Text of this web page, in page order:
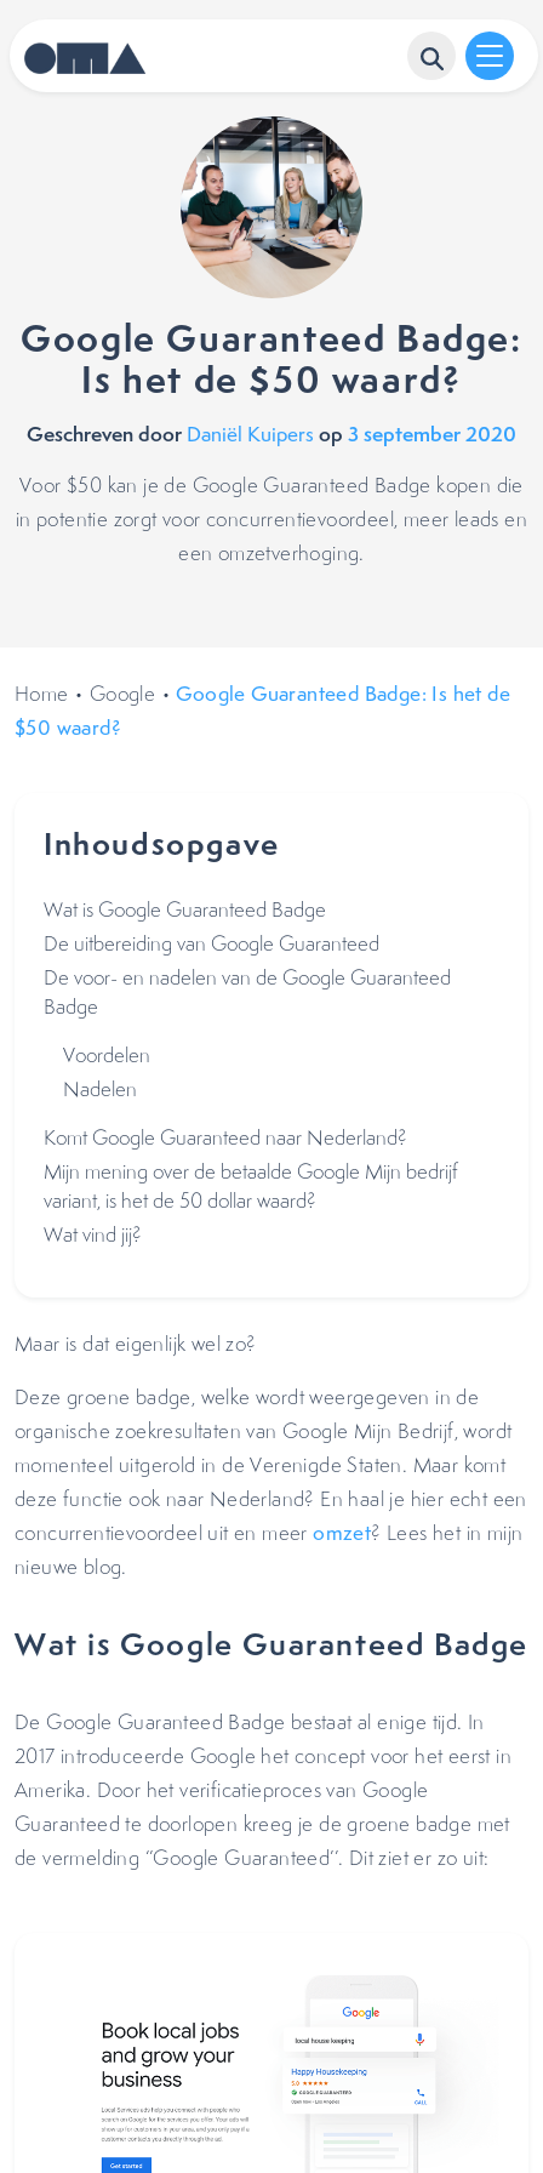
Google Guaranteed Badge:
Is het de $50 waard?
Geschreven door Daniël Kuipers op 3 september 2020
Voor $50 kan je de Google Guaranteed Badge kopen die
in potentie zorgt voor concurrentievoordeel, meer leads en
een omzetverhoging.
Home • Google •Google Guaranteed Badge: Is het de
$50 waard?
Inhoudsopgave
Wat is Google Guaranteed Badge
De uitbereiding van Google Guaranteed
De voor- en nadelen van de Google Guaranteed
Badge
Voordelen
Nadelen
Komt Google Guaranteed naar Nederland?
Mijn mening over de betaalde Google Mijn bedrijf
variant, is het de 50 dollar waard?
Wat vind jij?
Maar is dat eigenlijk wel zo?
Deze groene badge, welke wordt weergegeven in de
organische zoekresultaten van Google Mijn Bedrijf, wordt
momenteel uitgerold in de Verenigde Staten. Maar komt
deze functie ook naar Nederland? En haal je hier echt een
concurrentievoordeel uit en meeromzet? Lees het in mijn
nieuwe blog.
Wat is Google Guaranteed Badge
De Google Guaranteed Badge bestaat al enige tijd. In
2017 introduceerde Google het concept voor het eerst in
Amerika. Door het verificatieproces van Google
Guaranteed te doorlopen kreeg je de groene badge met
de vermelding ‘’Google Guaranteed’’. Dit ziet er zo uit: